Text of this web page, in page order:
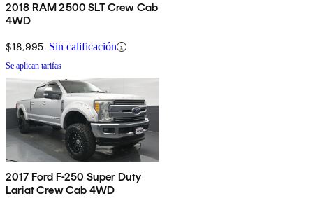
2018 RAM 2500 SLT Crew Cab
4WD
$18,995 Sin calificación
Se aplican tarifas
2017 Ford F-250 Super Duty
Lariat Crew Cab 4WD